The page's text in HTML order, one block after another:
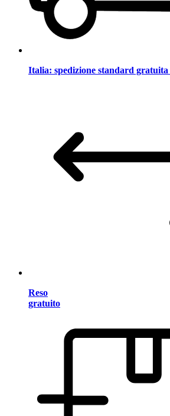
Italia: spedizione standard gratuita
Reso
gratuito